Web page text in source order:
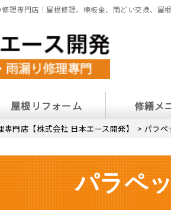
理専門店｜屋根修理、棟板金、雨どい交換、屋
屋根リフォーム 修繕メ
門店【株式会社 日本エース開発】 > パラペ
パラペ